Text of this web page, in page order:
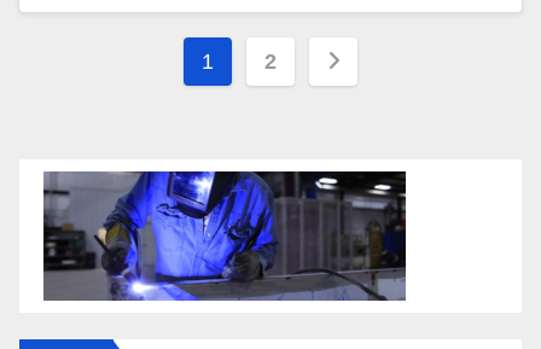
Beiträge
1 2